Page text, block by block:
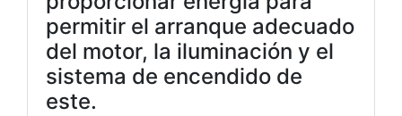
permitir el arranque adecuado
del motor, la iluminación y el
sistema de encendido de
este.